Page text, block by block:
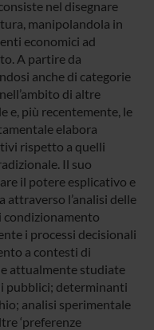
nel disegnare
manipolandola in
economici ad
A partire da
anche di categorie
di altre
e, più recentemente, le
elabora
rispetto a quelli
Il suo
il potere esplicativo e
attraverso l’analisi delle
i processi decisionali
a contesti di
attualmente studiate
pubblici; determinanti
analisi sperimentale
‘preferenze